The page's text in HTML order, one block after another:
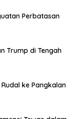
Perbatasan
Trump di Tengah
ke Pangkalan